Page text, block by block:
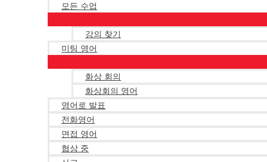
모든 수업
강의 찾기
미팅 영어
화상 회의
화상회의 영어
영어로 발표
전화영어
면접 영어
협상 중
하